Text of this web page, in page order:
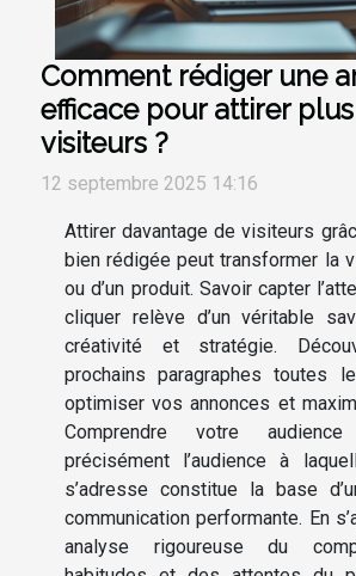
Comment rédiger une
efficace pour attirer
visiteurs ?
12 septembre 2025 14:16
Attirer davantage de visiteurs
bien rédigée peut transformer la
ou d’un produit. Savoir capter
cliquer relève d’un véritable
créativité et stratégie.
prochains paragraphes toutes
optimiser vos annonces et
Comprendre votre
précisément l’audience à
s’adresse constitue la base
communication performante. En
analyse rigoureuse du